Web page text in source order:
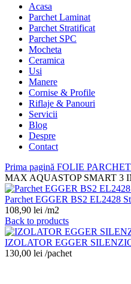
Acasa
Parchet Laminat
Parchet Stratificat
Parchet SPC
Mocheta
Ceramica
Usi
Manere
Cornise & Profile
Riflaje & Panouri
Servicii
Blog
Despre
Contact
Prima pagină FOLIE PARCHET
MAX AQUASTOP SMART 3
Parchet EGGER BS2 EL2428
108,90 lei /m2
Back to products
IZOLATOR EGGER
130,00 lei /pachet